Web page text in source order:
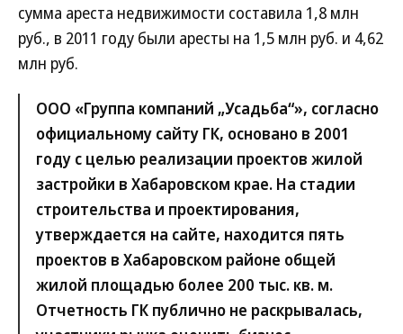
сумма ареста недвижимости составила 1,8 млн
руб., в 2011 году были аресты на 1,5 млн руб. и 4,62
млн руб.
ООО «Группа компаний „Усадьба“», согласно
официальному сайту ГК, основано в 2001
году с целью реализации проектов жилой
застройки в Хабаровском крае. На стадии
строительства и проектирования,
утверждается на сайте, находится пять
проектов в Хабаровском районе общей
жилой площадью более 200 тыс. кв. м.
Отчетность ГК публично не раскрывалась,